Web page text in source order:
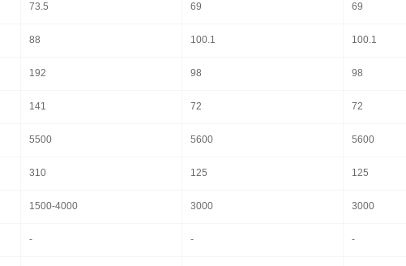
73.5 69 69
88 100.1 100.1
192 98 98
141 72 72
5500 5600 5600
310 125 125
1500-4000 3000 3000
- - -